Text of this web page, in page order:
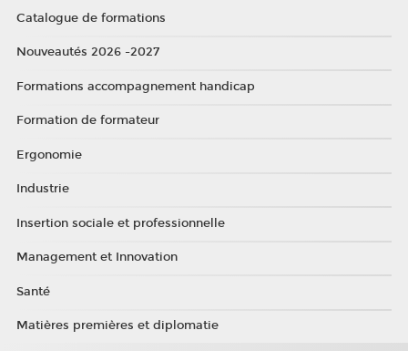
Catalogue de formations
Nouveautés 2026 -2027
Formations accompagnement handicap
Formation de formateur
Ergonomie
Industrie
Insertion sociale et professionnelle
Management et Innovation
Santé
Matières premières et diplomatie